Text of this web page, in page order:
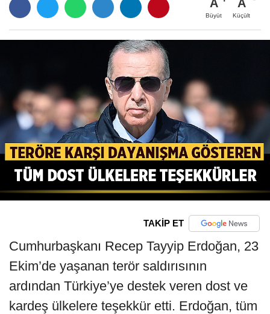
A
Büyüt
A
Küçült
TAKİP ET
Cumhurbaşkanı Recep Tayyip Erdoğan, 23
Ekim’de yaşanan terör saldırısının
ardından Türkiye’ye destek veren dost ve
kardeş ülkelere teşekkür etti. Erdoğan, tüm